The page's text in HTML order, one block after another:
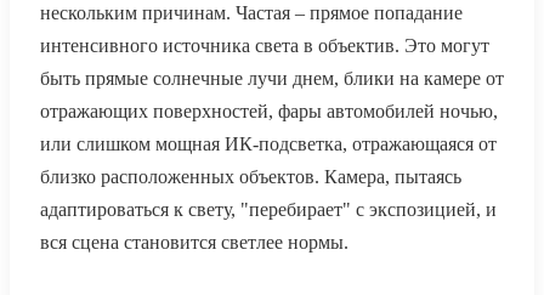
нескольким причинам. Частая – прямое попадание
интенсивного источника света в объектив. Это могут
быть прямые солнечные лучи днем, блики на камере от
отражающих поверхностей, фары автомобилей ночью,
или слишком мощная ИК-подсветка, отражающаяся от
близко расположенных объектов. Камера, пытаясь
адаптироваться к свету, "перебирает" с экспозицией, и
вся сцена становится светлее нормы.